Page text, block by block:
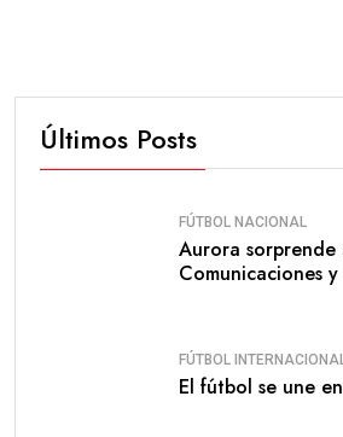
Últimos Posts
FÚTBOL NACIONAL
Aurora sorprende
Comunicaciones
FÚTBOL INTERNACIONAL
El fútbol se une